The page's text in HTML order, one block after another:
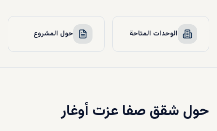
الوحدات المتاحة حول المشروع
حول شقق صفا عزت أوغار